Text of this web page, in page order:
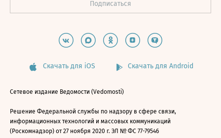
Скачать для iOS Скачать для Android
Сетевое издание Ведомости (Vedomosti)
Решение Федеральной службы по надзору в сфере связи,
информационных технологий и массовых коммуникаций
(Роскомнадзор) от 27 ноября 2020 г. ЭЛ № ФС 77-79546